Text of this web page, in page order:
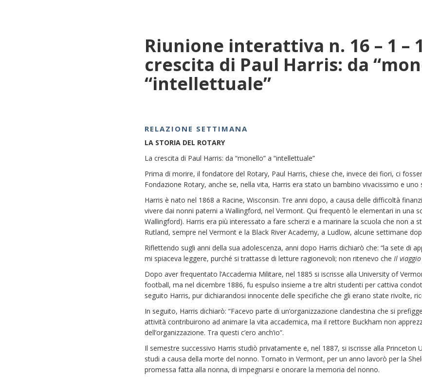
Riunione interattiva n. 16 – 1 –
crescita di Paul Harris: da
“intellettuale”
RELAZIONE SETTIMANA
LA STORIA DEL ROTARY
La crescita di Paul Harris: da “monello” a “intellettuale”
Prima di morire, il fondatore del Rotary, Paul Harris, chiese che, invece dei fiori, ci
Fondazione Rotary, anche se, nella vita, Harris era stato un bambino vivacissimo e uno
Harris è nato nel 1868 a Racine, Wisconsin. Tre anni dopo, a causa delle difficoltà
vivere dai nonni paterni a Wallingford, nel Vermont. Qui frequentò le elementari in una
Wallingford). Harris era più interessato a fare scherzi e a marinare la scuola che non a
Rutland, sempre nel Vermont e la Black River Academy, a Ludlow, alcune settimane
Riflettendo sugli anni della sua adolescenza, anni dopo Harris dichiarò che: “la sete di
mi spiaceva leggere, purché si trattasse di letture ragionevoli; non ritenevo che Il
Dopo aver frequentato l’Accademia Militare, nel 1885 si iscrisse alla University of
football, ma nel dicembre 1886, fu espulso insieme a tre altri studenti per cattiva
seguito Harris, pur dichiarandosi innocente delle specifiche che gli erano state rivolte,
In seguito, Harris dichiarò: “Facevo parte di un’organizzazione clandestina che si
attività contribuirono ad animare la vita accademica, ma il rettore Buckham non
dell’organizzazione. Tra questi c’ero anch’io”.
Il semestre successivo Harris studiò privatamente e, nel 1887, si iscrisse alla Princeton
studi a causa della morte del nonno. Tornato in Vermont, per un anno lavorò per la
promessa fatta alla nonna, di impegnarsi e onorare la memoria del nonno.